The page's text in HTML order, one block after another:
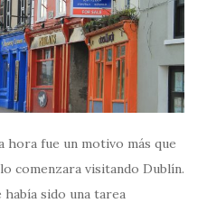
hora fue un motivo más que
comenzara visitando Dublín.
había sido una tarea